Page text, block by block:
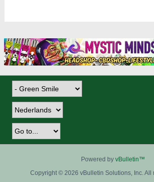
Powered by vBulletin™
Copyright © 2026 vBulletin Solutions, Inc. All